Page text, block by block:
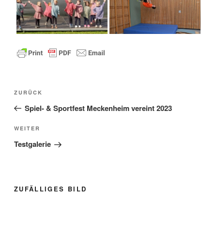
Beitragsnavigation
Vorheriger
Beitrag
ZURÜCK
Spiel- & Sportfest Meckenheim vereint 2023
Nächster
Beitrag
WEITER
Testgalerie
ZUFÄLLIGES BILD